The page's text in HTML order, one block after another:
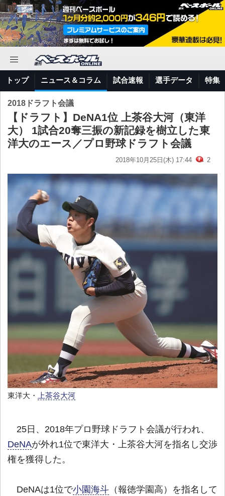
トップ ニュース＆コラム 試合速報 選手データ 特集
2018ドラフト会議
【ドラフト】DeNA1位 上茶谷大河（東洋
大） 1試合20奪三振の新記録を樹立した東
洋大のエース／プロ野球ドラフト会議
2018年10月25日(木) 17:44 2
東洋大・ 上茶谷大河
25日、2018年プロ野球ドラフト会議が行われ、
DeNAが外れ1位で東洋大・上茶谷大河を指名し交渉
権を獲得した。
DeNAは1位で小園海斗 （報徳学園高）を指名して